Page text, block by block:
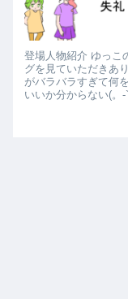
登場人物紹介 ゆっこ
グを見ていただきあ
がバラバラすぎて何
いいか分からない(。